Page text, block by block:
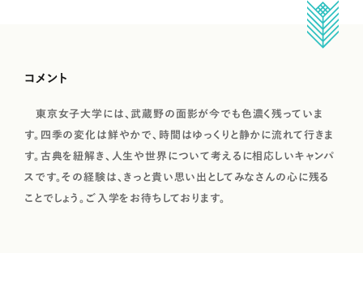
コメント
東京女子大学には、武蔵野の面影が今でも色濃く残っていま
す。四季の変化は鮮やかで、時間はゆっくりと静かに流れて行きま
す。古典を紐解き、人生や世界について考えるに相応しいキャンパ
スです。その経験は、きっと貴い思い出としてみなさんの心に残る
ことでしょう。ご入学をお待ちしております。